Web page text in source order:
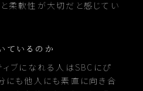
柔軟性が大切だと感じてい
ているのか
ィブになれる人はSBCにぴ
にも他人にも素直に向き合